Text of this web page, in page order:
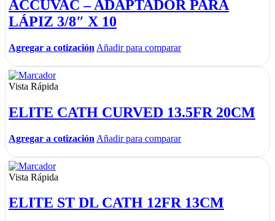
ACCUVAC – ADAPTADOR PARA
LÁPIZ 3/8″ X 10
Agregar a cotización Añadir para comparar
Vista Rápida
ELITE CATH CURVED 13.5FR 20CM
Agregar a cotización Añadir para comparar
Vista Rápida
ELITE ST DL CATH 12FR 13CM